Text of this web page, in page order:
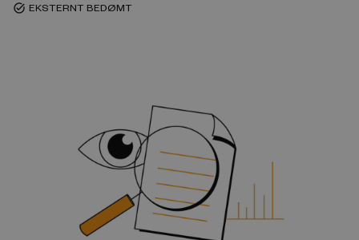
task_alt EKSTERNT BEDØMT